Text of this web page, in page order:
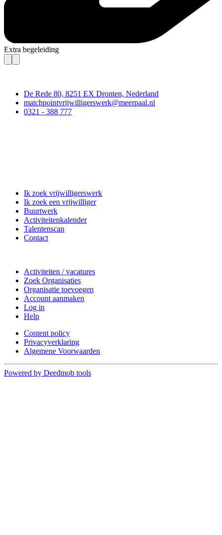
Extra begeleiding
De Rede 80, 8251 EX Dronten, Nederland
matchpointvrijwilligerswerk@meerpaal.nl
0321 - 388 777
Ik zoek vrijwilligerswerk
Ik zoek een vrijwilliger
Buurtwerk
Activiteitenkalender
Talentenscan
Contact
Activiteiten / vacatures
Zoek Organisaties
Organisatie toevoegen
Account aanmaken
Log in
Help
Content policy
Privacyverklaring
Algemene Voorwaarden
Powered by Deedmob tools